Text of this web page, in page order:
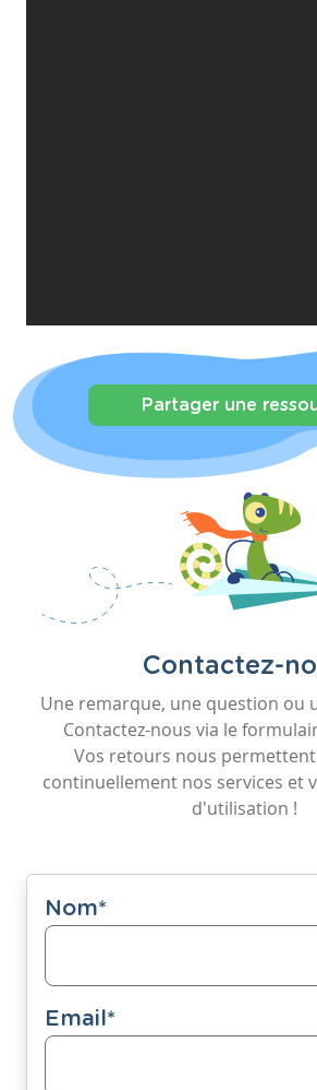
Partager une
Contactez-
Une remarque, une question ou
Contactez-nous via le
Vos retours nous
continuellement nos services et
d'utilisation !
Nom*
Email*